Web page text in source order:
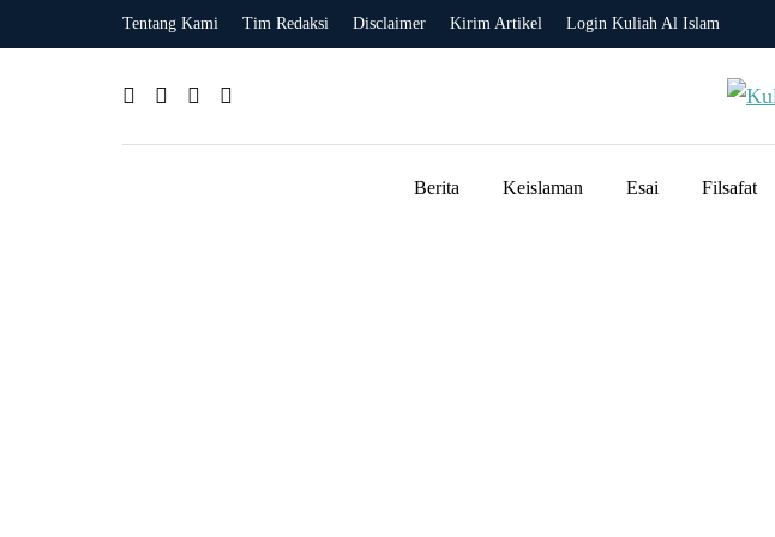
Tentang Kami Tim Redaksi Disclaimer Kirim Artikel Login Kuliah Al Islam
Berita Keislaman Esai Filsafat